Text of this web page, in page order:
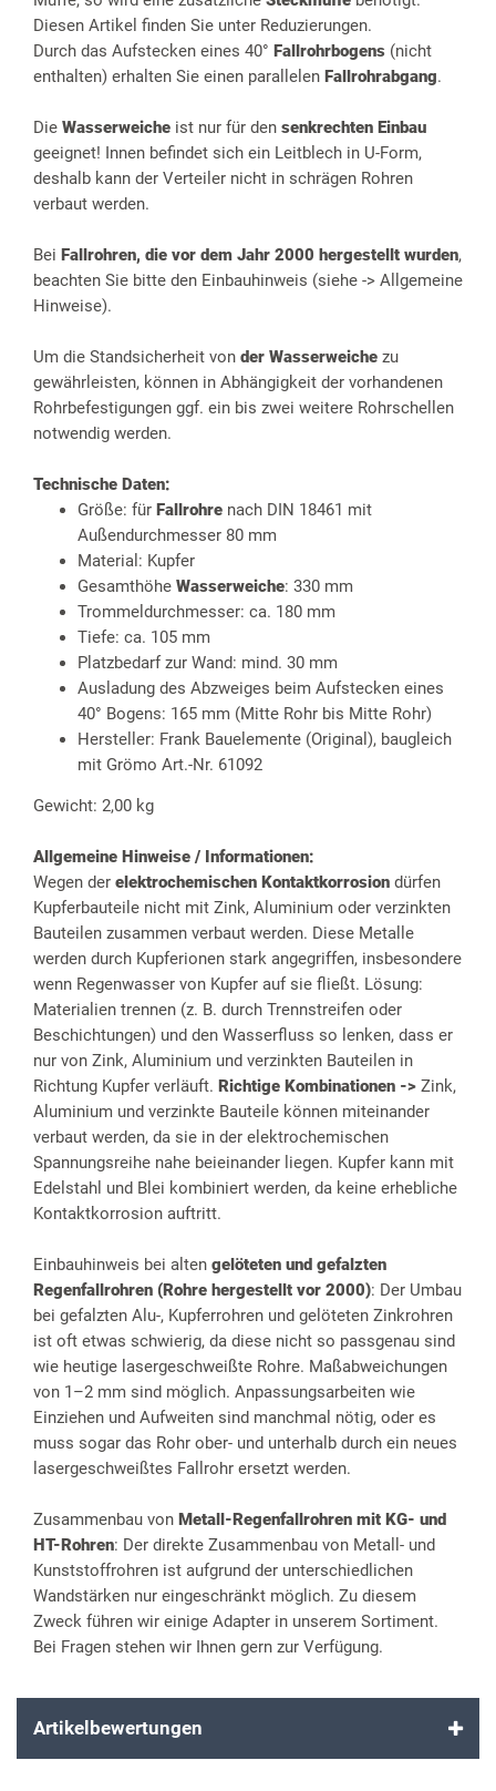
Diesen Artikel finden Sie unter Reduzierungen.
Durch das Aufstecken eines 40° Fallrohrbogens (nicht
enthalten) erhalten Sie einen parallelen Fallrohrabgang.
Die Wasserweiche ist nur für den senkrechten Einbau
geeignet! Innen befindet sich ein Leitblech in U-Form,
deshalb kann der Verteiler nicht in schrägen Rohren
verbaut werden.
Bei Fallrohren, die vor dem Jahr 2000 hergestellt wurden,
beachten Sie bitte den Einbauhinweis (siehe -> Allgemeine
Hinweise).
Um die Standsicherheit von der Wasserweiche zu
gewährleisten, können in Abhängigkeit der vorhandenen
Rohrbefestigungen ggf. ein bis zwei weitere Rohrschellen
notwendig werden.
Technische Daten:
Größe: für Fallrohre nach DIN 18461 mit
Außendurchmesser 80 mm
Material: Kupfer
Gesamthöhe Wasserweiche: 330 mm
Trommeldurchmesser: ca. 180 mm
Tiefe: ca. 105 mm
Platzbedarf zur Wand: mind. 30 mm
Ausladung des Abzweiges beim Aufstecken eines
40° Bogens: 165 mm (Mitte Rohr bis Mitte Rohr)
Hersteller: Frank Bauelemente (Original), baugleich
mit Grömo Art.-Nr. 61092
Gewicht: 2,00 kg
Allgemeine Hinweise / Informationen:
Wegen der elektrochemischen Kontaktkorrosion dürfen
Kupferbauteile nicht mit Zink, Aluminium oder verzinkten
Bauteilen zusammen verbaut werden. Diese Metalle
werden durch Kupferionen stark angegriffen, insbesondere
wenn Regenwasser von Kupfer auf sie fließt. Lösung:
Materialien trennen (z. B. durch Trennstreifen oder
Beschichtungen) und den Wasserfluss so lenken, dass er
nur von Zink, Aluminium und verzinkten Bauteilen in
Richtung Kupfer verläuft. Richtige Kombinationen -> Zink,
Aluminium und verzinkte Bauteile können miteinander
verbaut werden, da sie in der elektrochemischen
Spannungsreihe nahe beieinander liegen. Kupfer kann mit
Edelstahl und Blei kombiniert werden, da keine erhebliche
Kontaktkorrosion auftritt.
Einbauhinweis bei alten gelöteten und gefalzten
Regenfallrohren (Rohre hergestellt vor 2000): Der Umbau
bei gefalzten Alu-, Kupferrohren und gelöteten Zinkrohren
ist oft etwas schwierig, da diese nicht so passgenau sind
wie heutige lasergeschweißte Rohre. Maßabweichungen
von 1–2 mm sind möglich. Anpassungsarbeiten wie
Einziehen und Aufweiten sind manchmal nötig, oder es
muss sogar das Rohr ober- und unterhalb durch ein neues
lasergeschweißtes Fallrohr ersetzt werden.
Zusammenbau von Metall-Regenfallrohren mit KG- und
HT-Rohren: Der direkte Zusammenbau von Metall- und
Kunststoffrohren ist aufgrund der unterschiedlichen
Wandstärken nur eingeschränkt möglich. Zu diesem
Zweck führen wir einige Adapter in unserem Sortiment.
Bei Fragen stehen wir Ihnen gern zur Verfügung.
Artikelbewertungen